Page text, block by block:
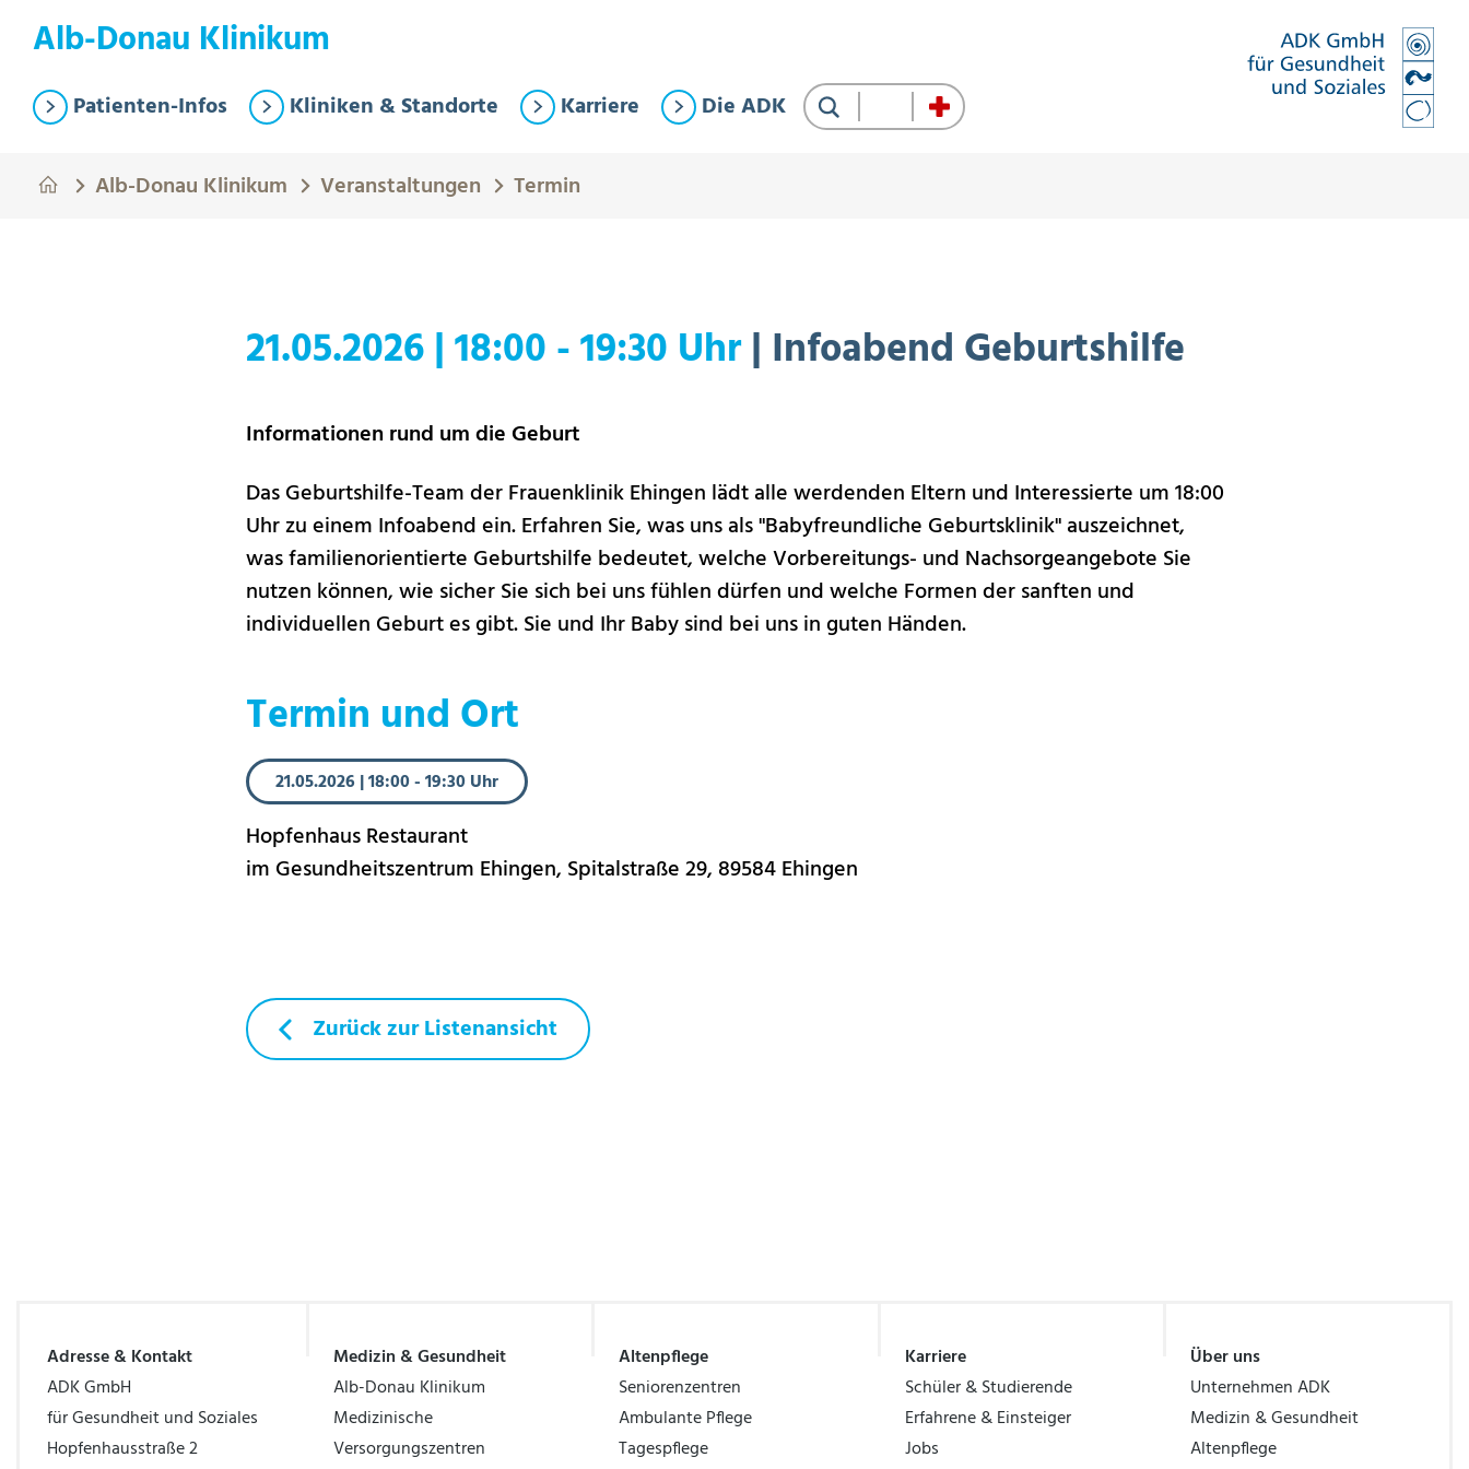
Alb-Donau Klinikum
Patienten-Infos Kliniken & Standorte Karriere Die ADK Suche
Alb-Donau Klinikum Veranstaltungen Termin
21.05.2026|18:00 - 19:30 Uhr| Infoabend Geburtshilfe
Informationen rund um die Geburt
Das Geburtshilfe-Team der Frauenklinik Ehingen lädt alle werdenden Eltern und Interessierte um 18:00
Uhr zu einem Infoabend ein. Erfahren Sie, was uns als "Babyfreundliche Geburtsklinik" auszeichnet,
was familienorientierte Geburtshilfe bedeutet, welche Vorbereitungs- und Nachsorgeangebote Sie
nutzen können, wie sicher Sie sich bei uns fühlen dürfen und welche Formen der sanften und
individuellen Geburt es gibt. Sie und Ihr Baby sind bei uns in guten Händen.
Termin und Ort
21.05.2026|18:00 - 19:30 Uhr
Hopfenhaus Restaurant
im Gesundheitszentrum Ehingen, Spitalstraße 29, 89584 Ehingen
Zurück zur Listenansicht
Adresse & Kontakt
ADK GmbH
für Gesundheit und Soziales
Hopfenhausstraße 2
Medizin & Gesundheit
Alb-Donau Klinikum
Medizinische
Versorgungszentren
Altenpflege
Seniorenzentren
Ambulante Pflege
Tagespflege
Karriere
Schüler & Studierende
Erfahrene & Einsteiger
Jobs
Über uns
Unternehmen ADK
Medizin & Gesundheit
Altenpflege